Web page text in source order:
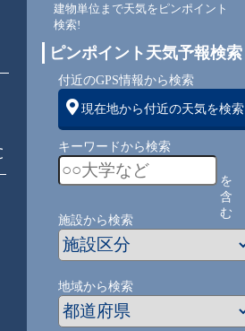
2 2 3 3
建物単位まで天気をピンポイント
検索!
ピンポイント天気予報検索
付近のGPS情報から検索
現在地から付近の天気を検索
キーワードから検索
を
含
む
施設から検索
地域から検索